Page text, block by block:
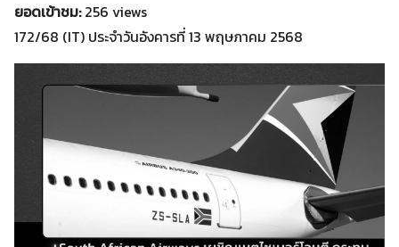
ยอดเข้าชม:256 views
172/68 (IT) ประจำวันอังคารที่ 13 พฤษภาคม 2568